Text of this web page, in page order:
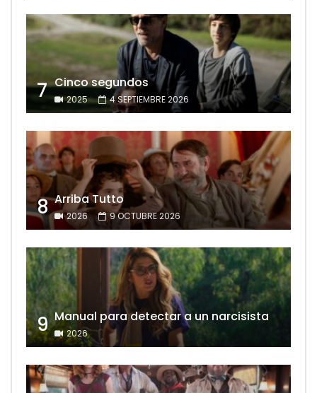
7 Cinco segundos
2025 4 SEPTIEMBRE 2026
8 Arriba Tutto
2026 9 OCTUBRE 2026
9 Manual para detectar a un narcisista
2026